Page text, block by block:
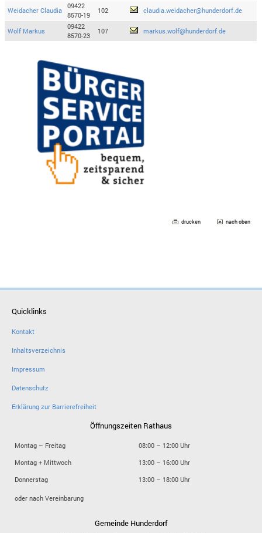
Weidacher Claudia
09422
8570-19
102 claudia.weidacher@hunderdorf.de
Wolf Markus
09422
8570-23
107 markus.wolf@hunderdorf.de
drucken nach oben
Quicklinks
Kontakt
Inhaltsverzeichnis
Impressum
Datenschutz
Erklärung zur Barrierefreiheit
Öffnungszeiten Rathaus
Montag – Freitag
08:00 – 12:00 Uhr
Montag + Mittwoch
13:00 – 16:00 Uhr
Donnerstag
13:00 – 18:00 Uhr
oder nach Vereinbarung
Gemeinde Hunderdorf